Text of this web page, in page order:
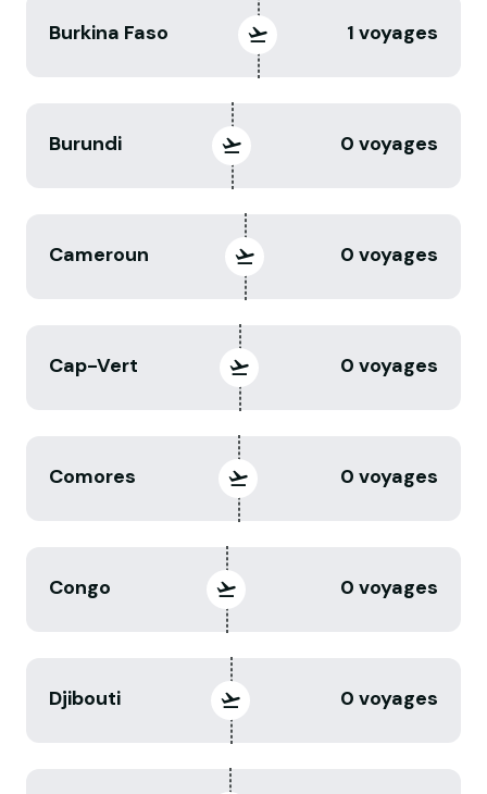
Burkina Faso 1 voyages
Burundi 0 voyages
Cameroun 0 voyages
Cap-Vert 0 voyages
Comores 0 voyages
Congo 0 voyages
Djibouti 0 voyages